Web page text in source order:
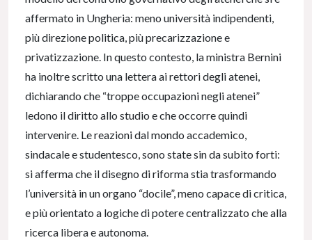
affermato in Ungheria: meno università indipendenti,
più direzione politica, più precarizzazione e
privatizzazione. In questo contesto, la ministra Bernini
ha inoltre scritto una lettera ai rettori degli atenei,
dichiarando che “troppe occupazioni negli atenei”
ledono il diritto allo studio e che occorre quindi
intervenire. Le reazioni dal mondo accademico,
sindacale e studentesco, sono state sin da subito forti:
si afferma che il disegno di riforma stia trasformando
l’università in un organo “docile”, meno capace di critica,
e più orientato a logiche di potere centralizzato che alla
ricerca libera e autonoma.